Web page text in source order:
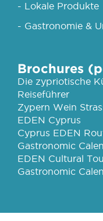
- Lokale Produkte
- Gastronomie &
Brochures
Die zypriotische
Reiseführer
Zypern Wein
EDEN Cyprus
Cyprus EDEN
Gastronomic
EDEN Cultural
Gastronomic